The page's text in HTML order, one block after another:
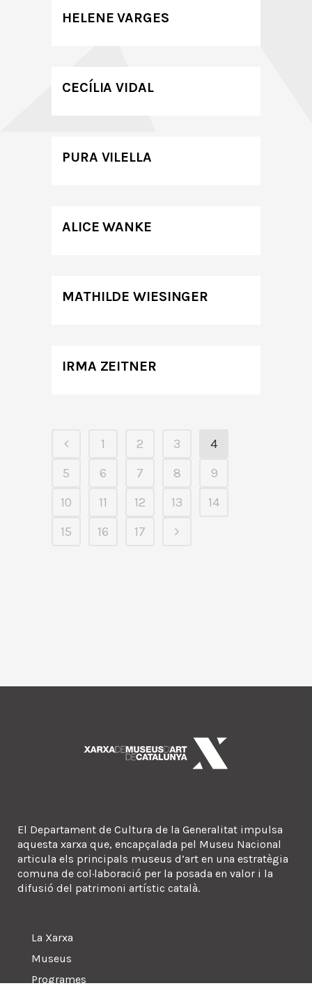
HELENE VARGES
CECÍLIA VIDAL
PURA VILELLA
ALICE WANKE
MATHILDE WIESINGER
IRMA ZEITNER
1 2 3
4
5
6 7 8
9
10
11 12 13
14
15
16 17
El Departament de Cultura de la Generalitat impulsa
aquesta xarxa que, encapçalada pel Museu Nacional
articula els principals museus d’art en una estratègia
comuna de col·laboració per la posada en valor i la
difusió del patrimoni artístic català.
La Xarxa
Museus
Programes